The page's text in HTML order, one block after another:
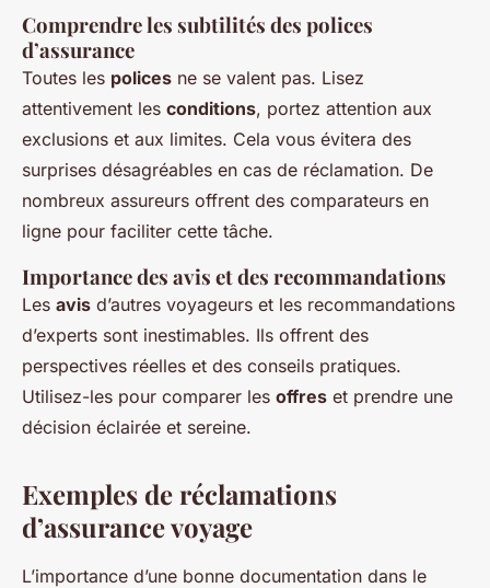
Comprendre les subtilités des polices
d’assurance
Toutes les polices ne se valent pas. Lisez
attentivement les conditions, portez attention aux
exclusions et aux limites. Cela vous évitera des
surprises désagréables en cas de réclamation. De
nombreux assureurs offrent des comparateurs en
ligne pour faciliter cette tâche.
Importance des avis et des recommandations
Les avis d’autres voyageurs et les recommandations
d’experts sont inestimables. Ils offrent des
perspectives réelles et des conseils pratiques.
Utilisez-les pour comparer les offres et prendre une
décision éclairée et sereine.
Exemples de réclamations
d’assurance voyage
L’importance d’une bonne documentation dans le